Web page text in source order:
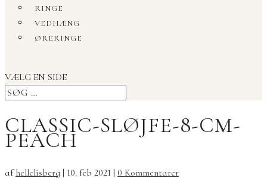
RINGE
VEDHÆNG
ØRERINGE
VÆLG EN SIDE
CLASSIC-SLØJFE-8-CM-
PEACH
afhellelisberg | 10. feb 2021 | 0 Kommentarer